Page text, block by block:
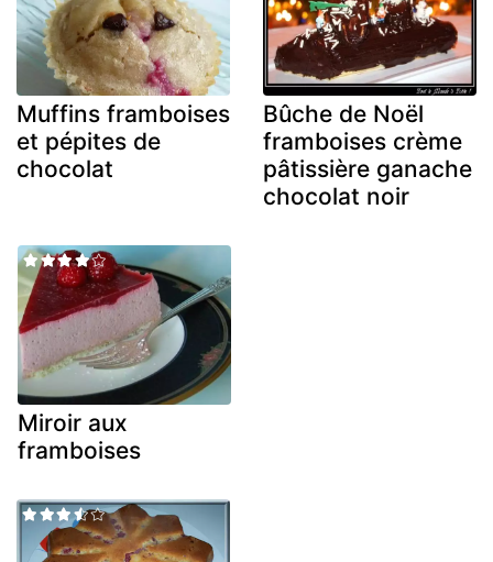
Muffins framboises
et pépites de
chocolat
Bûche de Noël
framboises crème
pâtissière ganache
chocolat noir
Miroir aux
framboises